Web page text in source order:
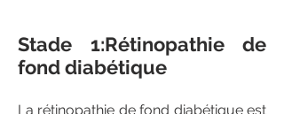
Stade 1:Rétinopathie de
fond diabétique
La rétinopathie de fond diabétique est